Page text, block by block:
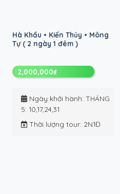
Hà Khẩu • Kiến Thủy • Mông
Tự ( 2 ngày 1 đêm )
2,000,000₫
Ngày khởi hành: THÁNG
5: 10,17,24,31
Thời lượng tour: 2N1Đ